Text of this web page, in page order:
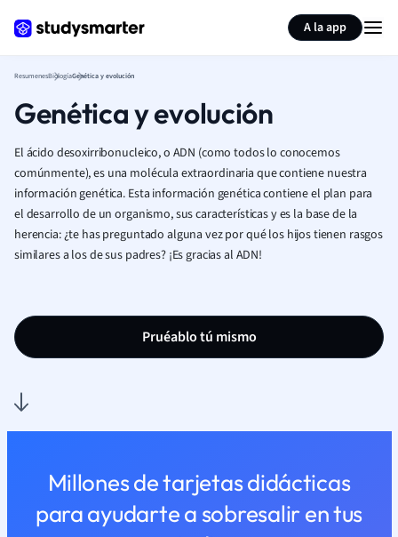
A la app
ResumenesBiologíaGenética y evolución
Genética y evolución
El ácido desoxirribonucleico, o ADN (como todos lo conocemos
comúnmente), es una molécula extraordinaria que contiene nuestra
información genética. Esta información genética contiene el plan para
el desarrollo de un organismo, sus características y es la base de la
herencia: ¿te has preguntado alguna vez por qué los hijos tienen rasgos
similares a los de sus padres? ¡Es gracias al ADN!
Pruéablo tú mismo
Millones de tarjetas didácticas
para ayudarte a sobresalir en tus
Resumir página